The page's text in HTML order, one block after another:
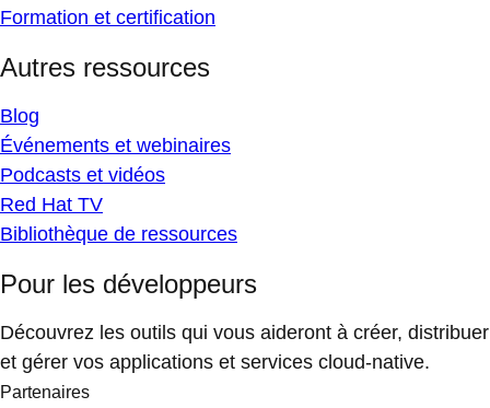
Formation et certification
Autres ressources
Blog
Événements et webinaires
Podcasts et vidéos
Red Hat TV
Bibliothèque de ressources
Pour les développeurs
Découvrez les outils qui vous aideront à créer, distribuer
et gérer vos applications et services cloud-native.
Partenaires